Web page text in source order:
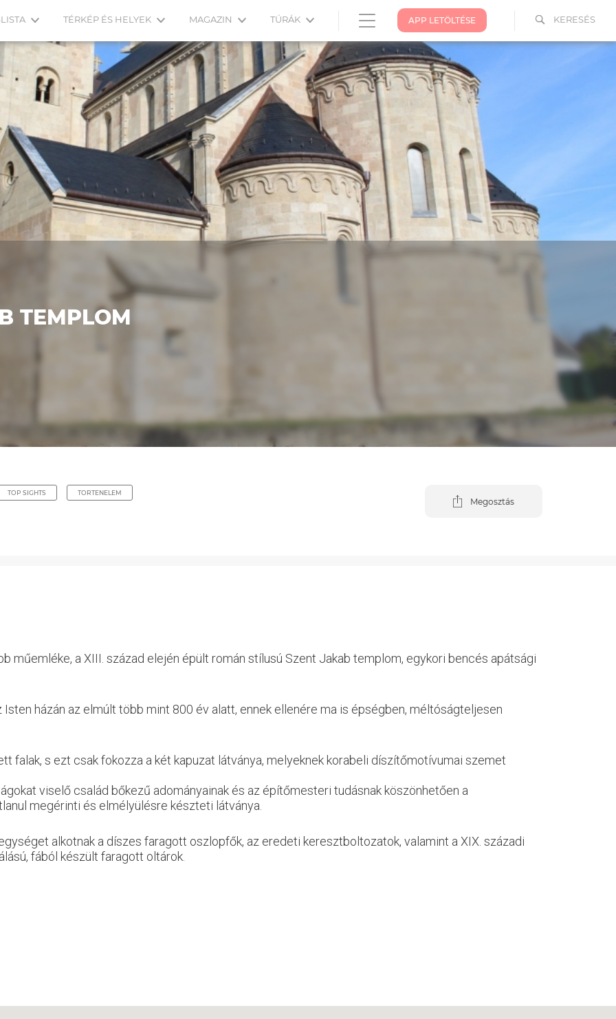
KERESÉS
APP LETÖLTÉSE
TÉRKÉP ÉS HELYEK MAGAZIN TÚRÁK
TEMPLOM
TOP SIGHTS TORTENELEM
Megosztás
műemléke, a XIII. század elején épült román stílusú Szent Jakab templom, egykori bencés apátsági
házán az elmúlt több mint 800 év alatt, ennek ellenére ma is épségben, méltóságteljesen
falak, s ezt csak fokozza a két kapuzat látványa, melyeknek korabeli díszítőmotívumai szemet
viselő család bőkezű adományainak és az építőmesteri tudásnak köszönhetően a
megérinti és elmélyülésre készteti látványa.
alkotnak a díszes faragott oszlopfők, az eredeti keresztboltozatok, valamint a XIX. századi
fából készült faragott oltárok.